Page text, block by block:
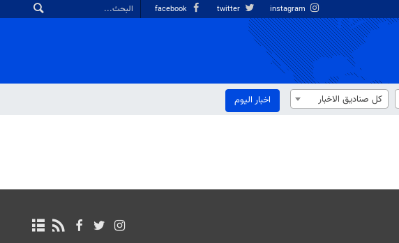
كل صناديق الاخبار اخبار الیوم